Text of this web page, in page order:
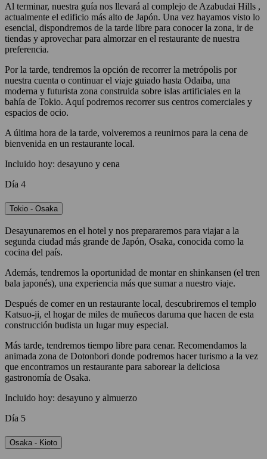
Al terminar, nuestra guía nos llevará al complejo de Azabudai Hills ,
actualmente el edificio más alto de Japón. Una vez hayamos visto lo
esencial, dispondremos de la tarde libre para conocer la zona, ir de
tiendas y aprovechar para almorzar en el restaurante de nuestra
preferencia.
Por la tarde, tendremos la opción de recorrer la metrópolis por
nuestra cuenta o continuar el viaje guiado hasta Odaiba, una
moderna y futurista zona construida sobre islas artificiales en la
bahía de Tokio. Aquí podremos recorrer sus centros comerciales y
espacios de ocio.
A última hora de la tarde, volveremos a reunirnos para la cena de
bienvenida en un restaurante local.
Incluido hoy: desayuno y cena
Día 4
Tokio - Osaka
Desayunaremos en el hotel y nos prepararemos para viajar a la
segunda ciudad más grande de Japón, Osaka, conocida como la
cocina del país.
Además, tendremos la oportunidad de montar en shinkansen (el tren
bala japonés), una experiencia más que sumar a nuestro viaje.
Después de comer en un restaurante local, descubriremos el templo
Katsuo-ji, el hogar de miles de muñecos daruma que hacen de esta
construcción budista un lugar muy especial.
Más tarde, tendremos tiempo libre para cenar. Recomendamos la
animada zona de Dotonbori donde podremos hacer turismo a la vez
que encontramos un restaurante para saborear la deliciosa
gastronomía de Osaka.
Incluido hoy: desayuno y almuerzo
Día 5
Osaka - Kioto